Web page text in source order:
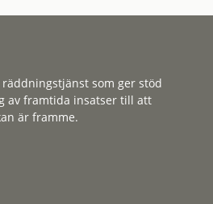
som ger stöd
av framtida insatser till att
är framme.